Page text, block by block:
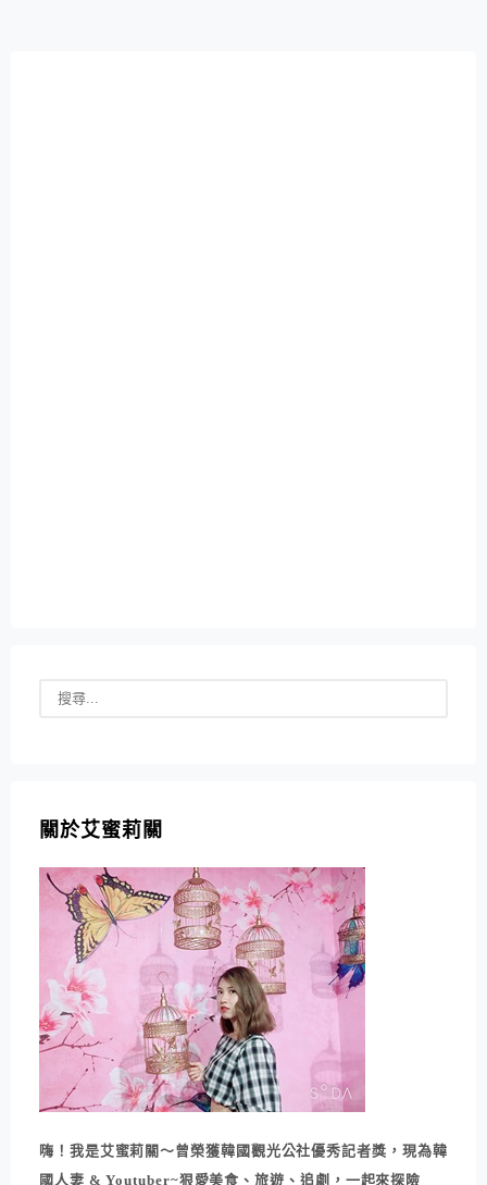
關於艾蜜莉關
嗨！我是艾蜜莉關～曾榮獲韓國觀光公社優秀記者獎，現為韓
國人妻 & Youtuber~狠愛美食、旅遊、追劇，一起來探險